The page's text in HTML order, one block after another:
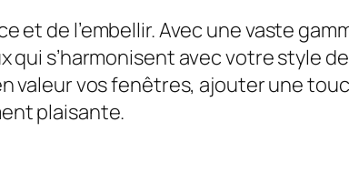
de l’embellir. Avec une vaste
s’harmonisent avec votre style
valeur vos fenêtres, ajouter une
plaisante.